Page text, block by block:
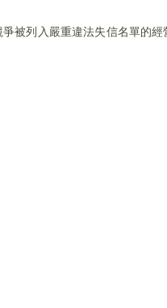
被列入嚴重違法失信名單的